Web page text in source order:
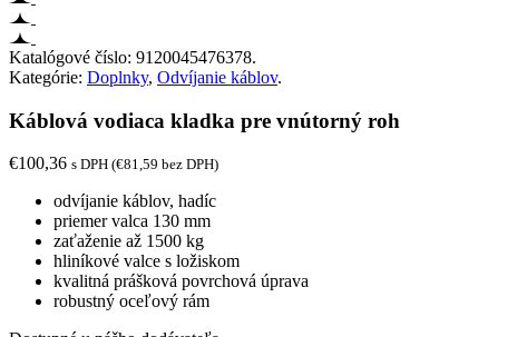
Katalógové číslo: 9120045476378.
Kategórie: Doplnky, Odvíjanie káblov.
Káblová vodiaca kladka pre vnútorný roh
€100,36 s DPH (€81,59 bez DPH)
odvíjanie káblov, hadíc
priemer valca 130 mm
zaťaženie až 1500 kg
hliníkové valce s ložiskom
kvalitná prášková povrchová úprava
robustný oceľový rám